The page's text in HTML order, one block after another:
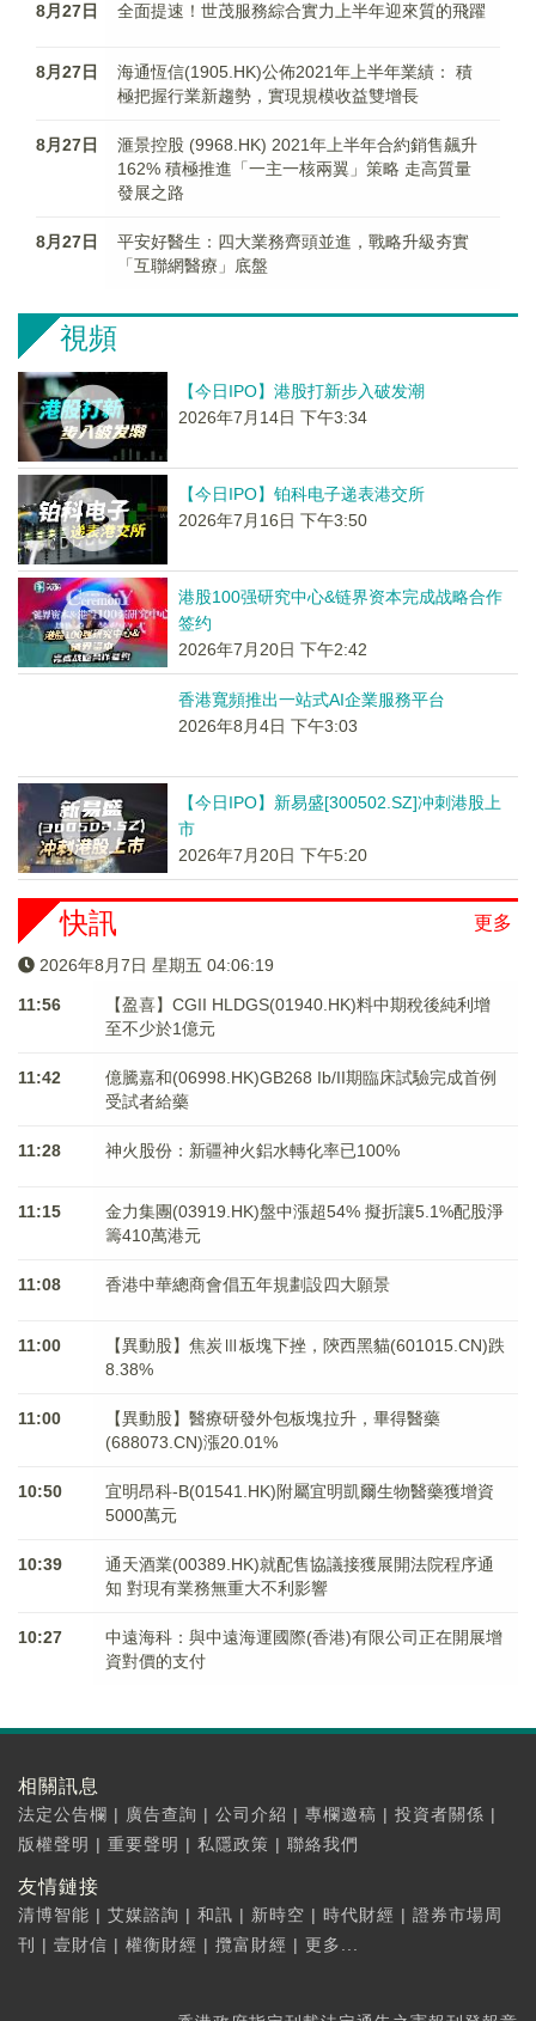
8月27日 全面提速！世茂服務綜合實力上半年迎來質的飛躍
8月27日
海通恆信(1905.HK)公佈2021年上半年業績： 積
極把握行業新趨勢，實現規模收益雙增長
8月27日
滙景控股 (9968.HK) 2021年上半年合約銷售飆升
162% 積極推進「一主一核兩翼」策略 走高質量
發展之路
8月27日
平安好醫生：四大業務齊頭並進，戰略升級夯實
「互聯網醫療」底盤
視頻
【今日IPO】港股打新步入破发潮
2026年7月14日 下午3:34
【今日IPO】铂科电子递表港交所
2026年7月16日 下午3:50
港股100强研究中心&链界资本完成战略合作
签约
2026年7月20日 下午2:42
香港寬頻推出一站式AI企業服務平台
2026年8月4日 下午3:03
【今日IPO】新易盛[300502.SZ]冲刺港股上
市
2026年7月20日 下午5:20
更多
快訊
2026年8月7日 星期五 04:06:19
11:56
【盈喜】CGII HLDGS(01940.HK)料中期稅後純利增
至不少於1億元
11:42
億騰嘉和(06998.HK)GB268 Ib/II期臨床試驗完成首例
受試者給藥
11:28 神火股份：新疆神火鋁水轉化率已100%
11:15
金力集團(03919.HK)盤中漲超54% 擬折讓5.1%配股淨
籌410萬港元
11:08 香港中華總商會倡五年規劃設四大願景
11:00
【異動股】焦炭Ⅲ板塊下挫，陝西黑貓(601015.CN)跌
8.38%
11:00
【異動股】醫療研發外包板塊拉升，畢得醫藥
(688073.CN)漲20.01%
10:50
宜明昂科-B(01541.HK)附屬宜明凱爾生物醫藥獲增資
5000萬元
10:39
通天酒業(00389.HK)就配售協議接獲展開法院程序通
知 對現有業務無重大不利影響
10:27
中遠海科：與中遠海運國際(香港)有限公司正在開展增
資對價的支付
相關訊息
法定公告欄 | 廣告查詢 | 公司介紹 | 專欄邀稿 | 投資者關係 |
版權聲明 | 重要聲明 | 私隱政策 | 聯絡我們
友情鏈接
清博智能 | 艾媒諮詢 | 和訊 | 新時空 | 時代財經 | 證券市場周
刊
| 壹財信 | 權衡財經 | 攬富財經 | 更多...